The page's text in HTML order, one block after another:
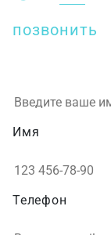
позвонить
Имя
Телефон